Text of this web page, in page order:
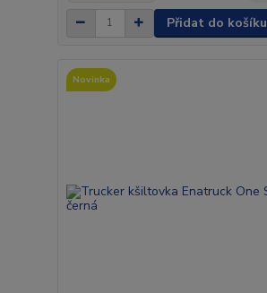
Přidat do košíku
Novinka